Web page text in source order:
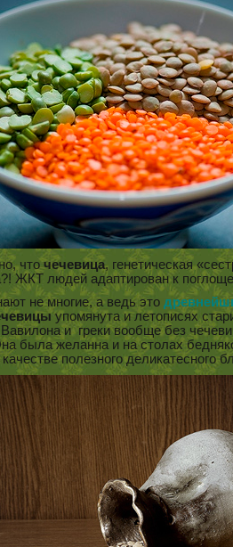
чточечевица, генетическая
ЖКТ людей адаптирован к
не многие, а ведь это
упомянута и летописях
Вавилона и греки вообще без
была желанна и на столах
полезного деликатесного